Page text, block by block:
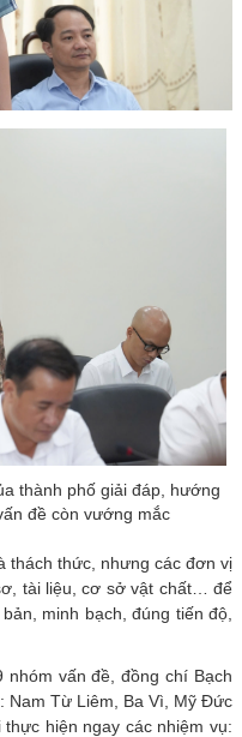
thành phố giải đáp, hướng
đề còn vướng mắc
thách thức, nhưng các đơn vị
tài liệu, cơ sở vật chất… để
minh bạch, đúng tiến độ,
nhóm vấn đề, đồng chí Bạch
Nam Từ Liêm, Ba Vì, Mỹ Đức
hiện ngay các nhiệm vụ: